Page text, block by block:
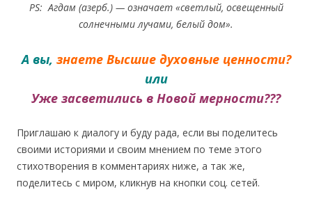
PS: Агдам (азерб.) — означает «светлый, освещенный
солнечными лучами, белый дом».
А вы, знаете Высшие духовные ценности?
или
Уже засветились в Новой мерности???
Приглашаю к диалогу и буду рада, если вы поделитесь
своими историями и своим мнением по теме этого
стихотворения в комментариях ниже, а так же,
поделитесь с миром, кликнув на кнопки соц. сетей.